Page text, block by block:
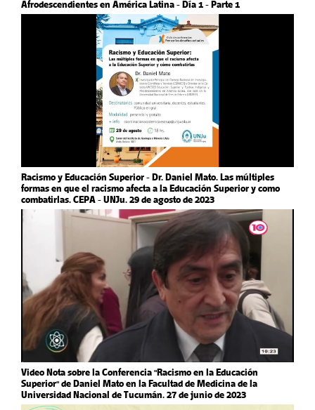
Afrodescendientes en América Latina - Día 1 - Parte 1
Racismo y Educación Superior - Dr. Daniel Mato. Las múltiples
formas en que el racismo afecta a la Educación Superior y como
combatirlas. CEPA - UNJu. 29 de agosto de 2023
Video Nota sobre la Conferencia "Racismo en la Educación
Superior" de Daniel Mato en la Facultad de Medicina de la
Universidad Nacional de Tucumán. 27 de junio de 2023